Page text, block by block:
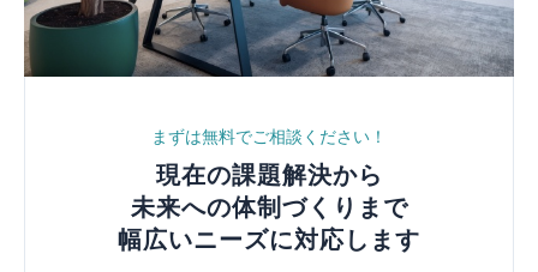
まずは無料でご相談ください！
現在の​課題解決から
未来への​体制づくりまで
幅広い​ニーズに​対応します